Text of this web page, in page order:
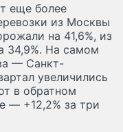
еще более
из Москвы
на 41,6%, из
34,9%. На самом
— Санкт-
увеличились
в обратном
— +12,2% за три